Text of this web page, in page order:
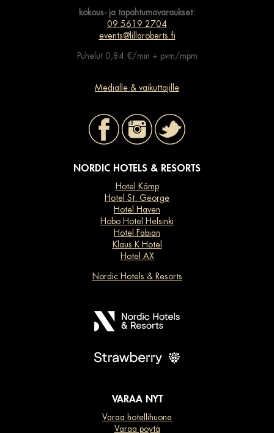
kokous- ja tapahtumavaraukset:
09 5619 2704
events@lillaroberts.fi
Puhelut 0,84 €/min + pvm/mpm
Medialle & vaikuttajille
NORDIC HOTELS & RESORTS
Hotel Kämp
Hotel St. George
Hotel Haven
Hobo Hotel Helsinki
Hotel Fabian
Klaus K Hotel
Hotel AX
Nordic Hotels & Resorts
VARAA NYT
Varaa hotellihuone
Varaa pöytä